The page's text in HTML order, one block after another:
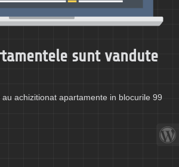
sunt vandute
achizitionat apartamente in blocurile 99